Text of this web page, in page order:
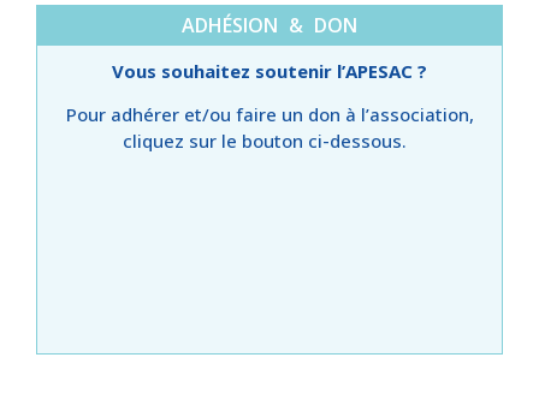
ADHÉSION & DON
Vous souhaitez soutenir l’APESAC ?
Pour adhérer et/ou faire un don à l’association,
cliquez sur le bouton ci-dessous.